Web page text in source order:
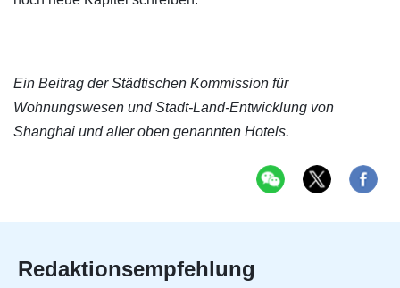
Ein Beitrag der Städtischen Kommission für
Wohnungswesen und Stadt-Land-Entwicklung von
Shanghai und aller oben genannten Hotels.
Redaktionsempfehlung